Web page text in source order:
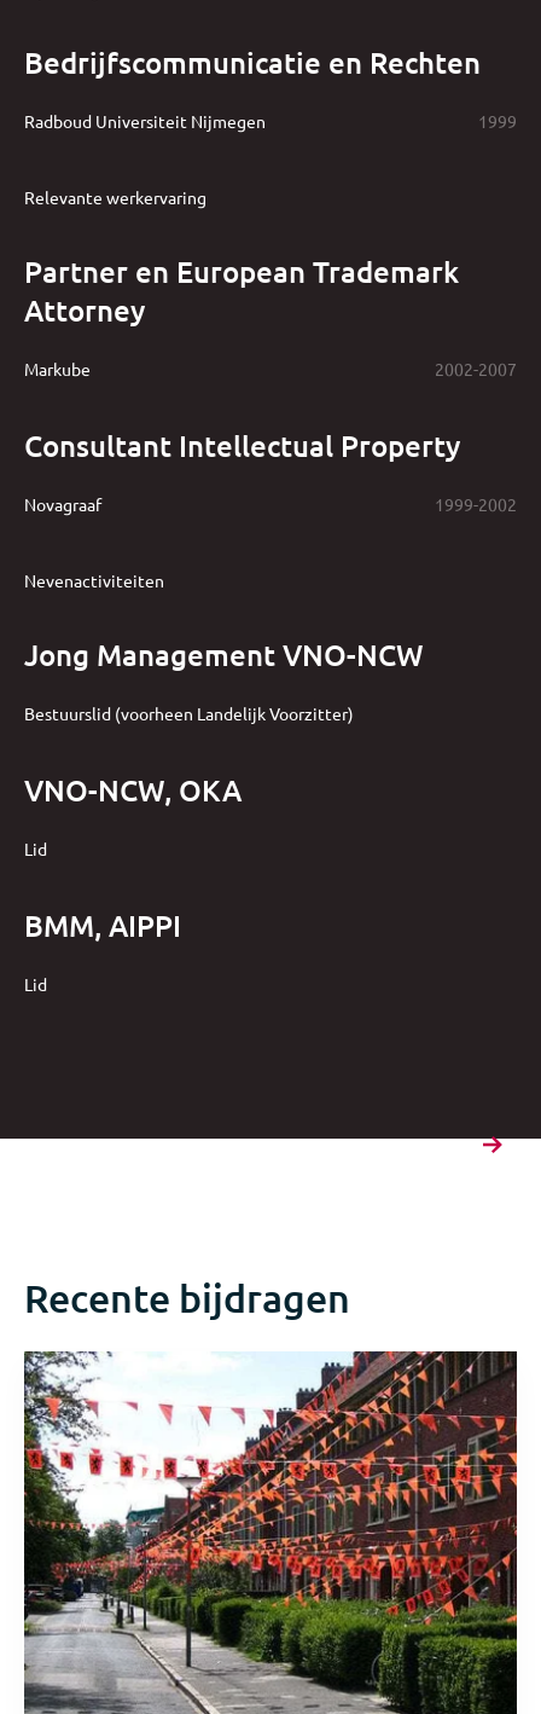
Bedrijfscommunicatie en Rechten
Radboud Universiteit Nijmegen 1999
Relevante werkervaring
Partner en European Trademark
Attorney
Markube 2002-2007
Consultant Intellectual Property
Novagraaf 1999-2002
Nevenactiviteiten
Jong Management VNO-NCW
Bestuurslid (voorheen Landelijk Voorzitter)
VNO-NCW, OKA
Lid
BMM, AIPPI
Lid
Recente bijdragen